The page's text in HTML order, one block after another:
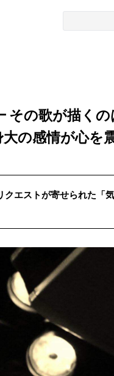
性シンガー #HR/HM #
の歌が描く
の感情が心を
クエストが寄せられた「